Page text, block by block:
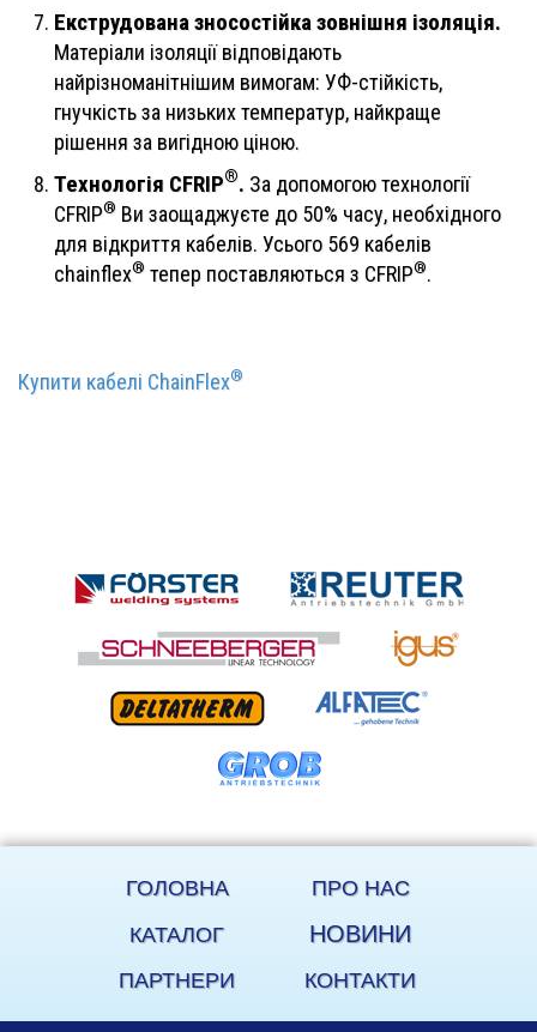
Екструдована зносостійка зовнішня ізоляція.
Матеріали ізоляції відповідають
найрізноманітнішим вимогам: УФ-стійкість,
гнучкість за низьких температур, найкраще
рішення за вигідною ціною.
Технологія CFRIP®. За допомогою технології
CFRIP® Ви заощаджуєте до 50% часу, необхідного
для відкриття кабелів. Усього 569 кабелів
chainflex® тепер поставляються з CFRIP®.
Купити кабелі ChainFlex®
ГОЛОВНА
ПРО НАС
КАТАЛОГ
НОВИНИ
ПАРТНЕРИ КОНТАКТИ